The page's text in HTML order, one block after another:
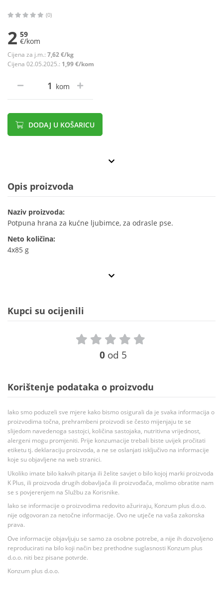
(0)
2 59
€/kom
Cijena za j.m.: 7,62 €/kg
Cijena 02.05.2025.: 1,99 €/kom
kom
DODAJ U KOŠARICU
Opis proizvoda
Naziv proizvoda:
Potpuna hrana za kućne ljubimce, za odrasle pse.
Neto količina:
4x85 g
Kupci su ocijenili
0 od 5
Korištenje podataka o proizvodu
Iako smo poduzeli sve mjere kako bismo osigurali da je svaka informacija o
proizvodima točna, prehrambeni proizvodi se često mijenjaju te se
slijedom navedenoga sastojci, količina sastojaka, nutritivna vrijednost,
alergeni mogu promjeniti. Prije konzumacije trebali biste uvijek pročitati
etiketu tj. deklaraciju proizvoda, a ne se oslanjati isključivo na informacije
koje su objavljene na web stranici.
Ukoliko imate bilo kakvih pitanja ili želite savjet o bilo kojoj marki proizvoda
K Plus, ili proizvoda drugih dobavljača ili proizvođača, molimo obratite nam
se s povjerenjem na Službu za Korisnike.
Iako se informacije o proizvodima redovito ažuriraju, Konzum plus d.o.o.
nije odgovoran za netočne informacije. Ovo ne utječe na vaša zakonska
prava.
Ove informacije objavljuju se samo za osobne potrebe, a nije ih dozvoljeno
reproducirati na bilo koji način bez prethodne suglasnosti Konzum plus
d.o.o. niti bez pisane potvrde.
Konzum plus d.o.o.